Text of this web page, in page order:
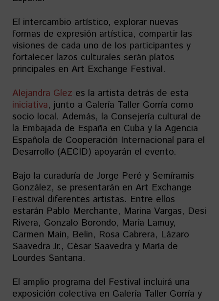
El intercambio artístico, explorar nuevas
formas de expresión artística, compartir las
visiones de cada uno de los participantes y
fortalecer lazos culturales serán platos
principales en Art Exchange Festival.
Alejandra Glez es la artista detrás de esta
iniciativa, junto a Galería Taller Gorría como
socio local. Además, la Consejería cultural de
la Embajada de España en Cuba y la Agencia
Española de Cooperación Internacional para el
Desarrollo (AECID) apoyarán el evento.
Bajo la curaduría de Jorge Peré y Semíramis
González, se presentarán en Art Exchange
Festival diferentes artistas. Entre ellos
estarán Pablo Merchante, Marina Vargas, Desi
Rivera, Gonzalo Borondo, María Lamuy,
Carmen Main, Belin, Rosa Cabrera, Lázaro
Saavedra Jr., César Saavedra y María de
Lourdes Santana.
El amplio programa del Festival incluirá una
exposición colectiva en Galería Taller Gorría y